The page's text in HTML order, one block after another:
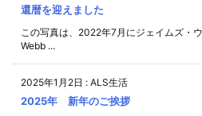
還暦を迎えました
この写真は、2022年7月にジェイムズ・
Webb ...
2025年1月2日 : ALS生活
2025年 新年のご挨拶